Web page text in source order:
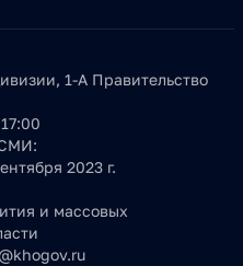
1-А Правительство
СМИ:
2023 г.
и массовых